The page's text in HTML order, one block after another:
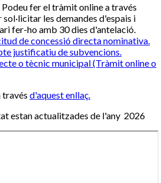
fer el tràmit online a través
sol·licitar les demandes d'espais i
fer-ho amb 30 dies d'antelació.
de concessió directa nominativa.
justificatiu de subvencions.
o tècnic municipal (Tràmit online o
través d'aquest enllaç.
estan actualitzades de l'any 2026